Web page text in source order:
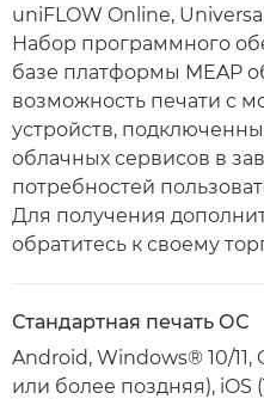
uniFLOW Online,
Набор программного
базе платформы MEAP
возможность печати с
устройств,
облачных сервисов в
потребностей
Для получения
обратитесь к своему
Стандартная печать ОС
Android, Windows® 10/11,
или более поздняя), iOS